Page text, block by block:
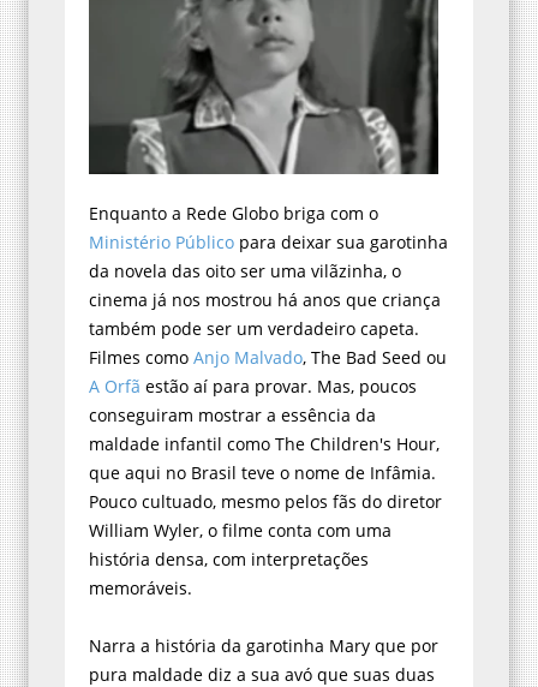
Enquanto a Rede Globo briga com o
Ministério Público para deixar sua garotinha
da novela das oito ser uma vilãzinha, o
cinema já nos mostrou há anos que criança
também pode ser um verdadeiro capeta.
Filmes como Anjo Malvado, The Bad Seed ou
A Orfã estão aí para provar. Mas, poucos
conseguiram mostrar a essência da
maldade infantil como The Children's Hour,
que aqui no Brasil teve o nome de Infâmia.
Pouco cultuado, mesmo pelos fãs do diretor
William Wyler, o filme conta com uma
história densa, com interpretações
memoráveis.
Narra a história da garotinha Mary que por
pura maldade diz a sua avó que suas duas